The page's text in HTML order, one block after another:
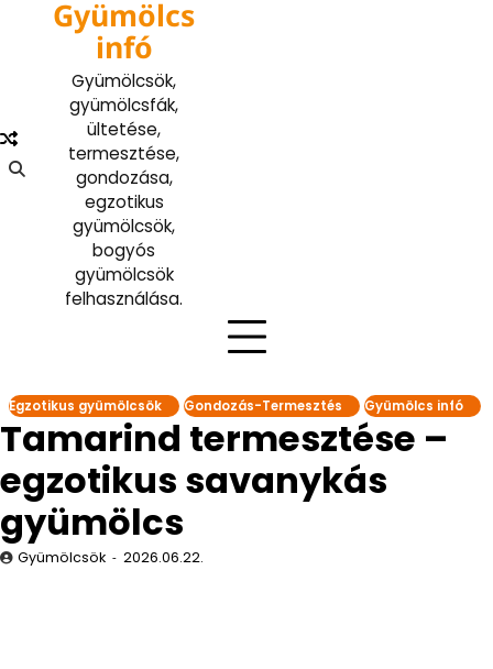
Gyümölcs
infó
Gyümölcsök,
gyümölcsfák,
ültetése,
termesztése,
gondozása,
egzotikus
gyümölcsök,
bogyós
gyümölcsök
felhasználása.
Egzotikus gyümölcsök Gondozás-Termesztés Gyümölcs infó
Tamarind termesztése –
egzotikus savanykás
gyümölcs
Gyümölcsök 2026.06.22.